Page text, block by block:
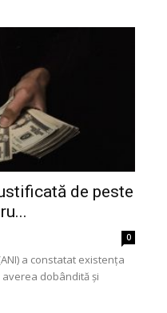
de peste
0
a constatat existența
dobândită și